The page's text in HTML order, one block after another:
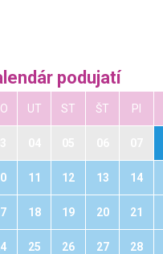
podujatí
UT ST ŠT PI
11 12 13 14
18 19 20 21
25 26 27 28